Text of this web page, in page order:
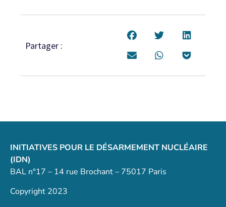
Partager :
INITIATIVES POUR LE DÉSARMEMENT NUCLÉAIRE
(IDN)
BAL n°17 – 14 rue Brochant – 75017 Paris
Copyright 2023